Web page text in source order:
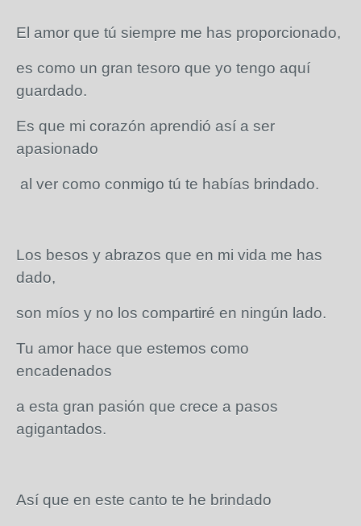
El amor que tú siempre me has proporcionado,
es como un gran tesoro que yo tengo aquí
guardado.
Es que mi corazón aprendió así a ser
apasionado
al ver como conmigo tú te habías brindado.
Los besos y abrazos que en mi vida me has
dado,
son míos y no los compartiré en ningún lado.
Tu amor hace que estemos como
encadenados
a esta gran pasión que crece a pasos
agigantados.
Así que en este canto te he brindado